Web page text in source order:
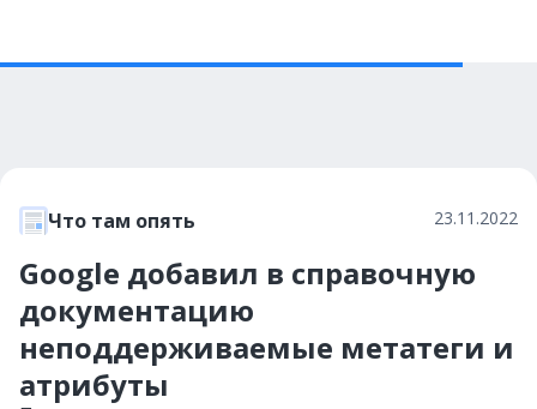
Что там опять 23.11.2022
Google добавил в справочную
документацию
неподдерживаемые метатеги и
атрибуты